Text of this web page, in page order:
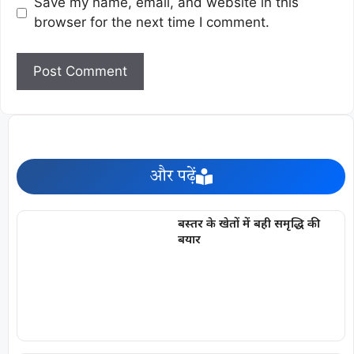
browser for the next time I comment.
और पढ़ें
बस्तर के खेतों में बही समृद्धि की
बयार